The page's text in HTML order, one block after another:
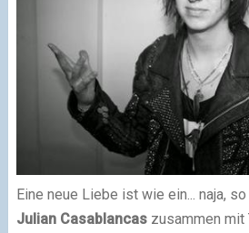
Eine neue Liebe ist wie ein... naja,
Julian Casablancaszusammen mit